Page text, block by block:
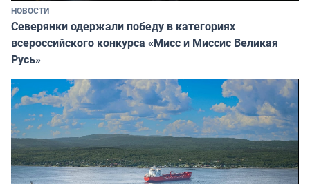
НОВОСТИ
Северянки одержали победу в категориях
всероссийского конкурса «Мисс и Миссис Великая
Русь»